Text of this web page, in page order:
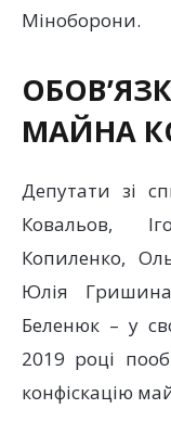
Міноборони.
МАЙНА
Депутати зі
Ковальов,
Копиленко,
Юлія
Беленюк – у
2019 році
конфіскацію